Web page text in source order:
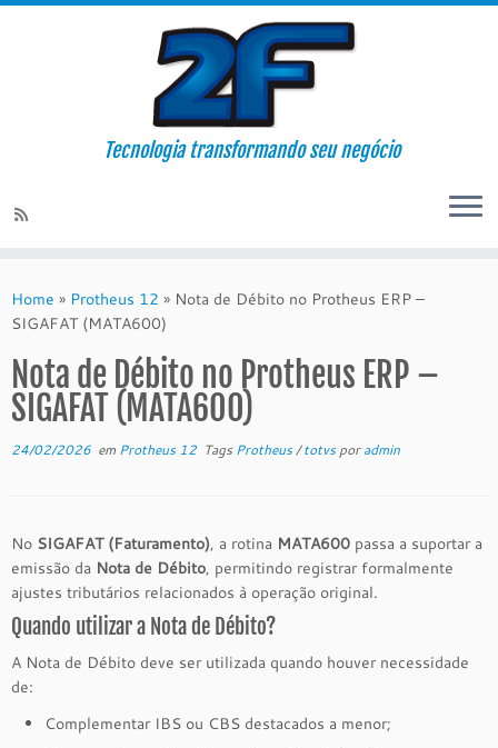
content
Tecnologia transformando seu negócio
Home » Protheus 12 » Nota de Débito no Protheus ERP –
SIGAFAT (MATA600)
Nota de Débito no Protheus ERP –
SIGAFAT (MATA600)
24/02/2026 em Protheus 12 Tags Protheus/totvsporadmin
No SIGAFAT (Faturamento), a rotina MATA600 passa a suportar a
emissão da Nota de Débito, permitindo registrar formalmente
ajustes tributários relacionados à operação original.
Quando utilizar a Nota de Débito?
A Nota de Débito deve ser utilizada quando houver necessidade
de:
Complementar IBS ou CBS destacados a menor;